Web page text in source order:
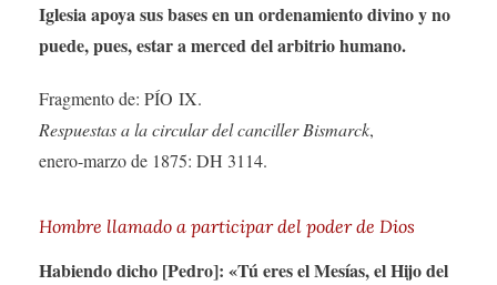
Iglesia apoya sus bases en un ordenamiento divino y no
puede, pues, estar a merced del arbitrio humano.
Fragmento de: PÍO IX.
Respuestas a la circular del canciller Bismarck,
enero-marzo de 1875: DH 3114.
Hombre llamado a participar del poder de Dios
Habiendo dicho [Pedro]: «Tú eres el Mesías, el Hijo del